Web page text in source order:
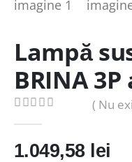
Lampă
BRINA 3P
( Nu
1.049,58 lei